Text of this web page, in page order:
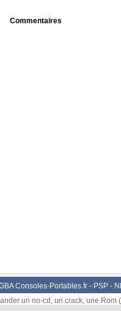
Commentaires
Consoles-Portables.fr - PSP-
un no-cd, un crack, une